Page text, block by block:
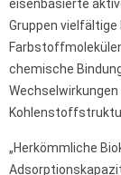
eisenbasierte
Gruppen
chemische
„Herkömmliche